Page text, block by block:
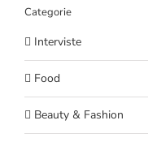
Categorie
Interviste
Food
Beauty & Fashion